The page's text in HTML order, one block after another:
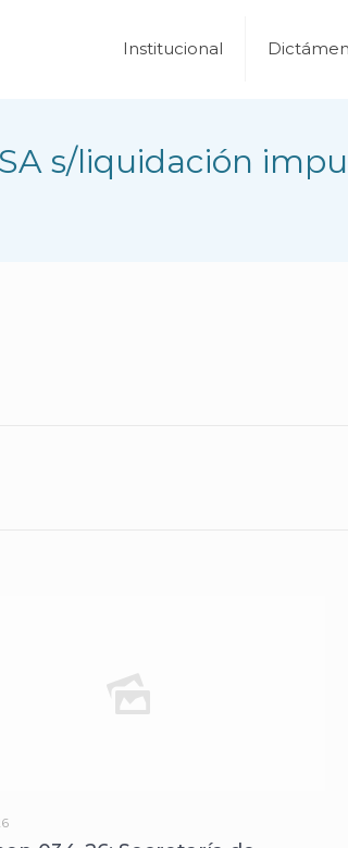
Institucional
s/liquidación